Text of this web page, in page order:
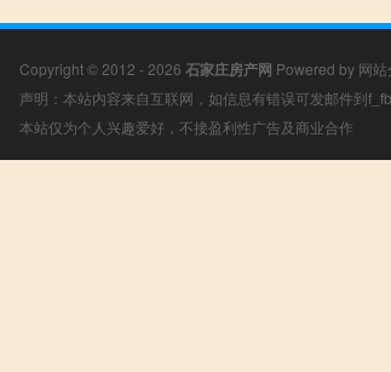
Copyright © 2012 - 2026 石家庄房产网 Powered by 网
声明：本站内容来自互联网，如信息有错误可发邮件到
本站仅为个人兴趣爱好，不接盈利性广告及商业合作